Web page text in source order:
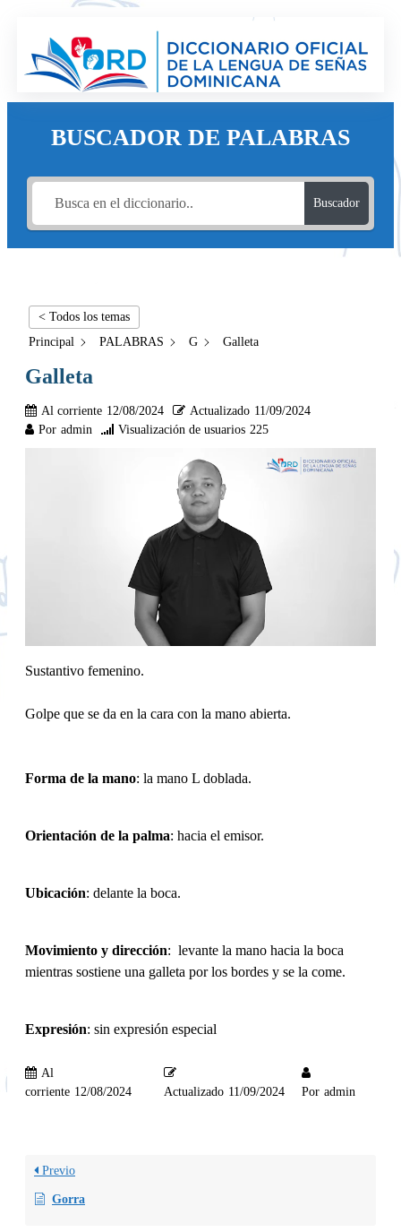
BUSCADOR DE PALABRAS
Buscador
< Todos los temas
Principal
PALABRAS G Galleta
Galleta
Al corriente 12/08/2024 Actualizado 11/09/2024
Por admin Visualización de usuarios 225
Sustantivo femenino.
Golpe que se da en la cara con la mano abierta.
Forma de la mano: la mano L doblada.
Orientación de la palma: hacia el emisor.
Ubicación: delante la boca.
Movimiento y dirección: levante la mano hacia la boca
mientras sostiene una galleta por los bordes y se la come.
Expresión: sin expresión especial
Al
corriente 12/08/2024 Actualizado 11/09/2024 Por admin
Previo
Gorra